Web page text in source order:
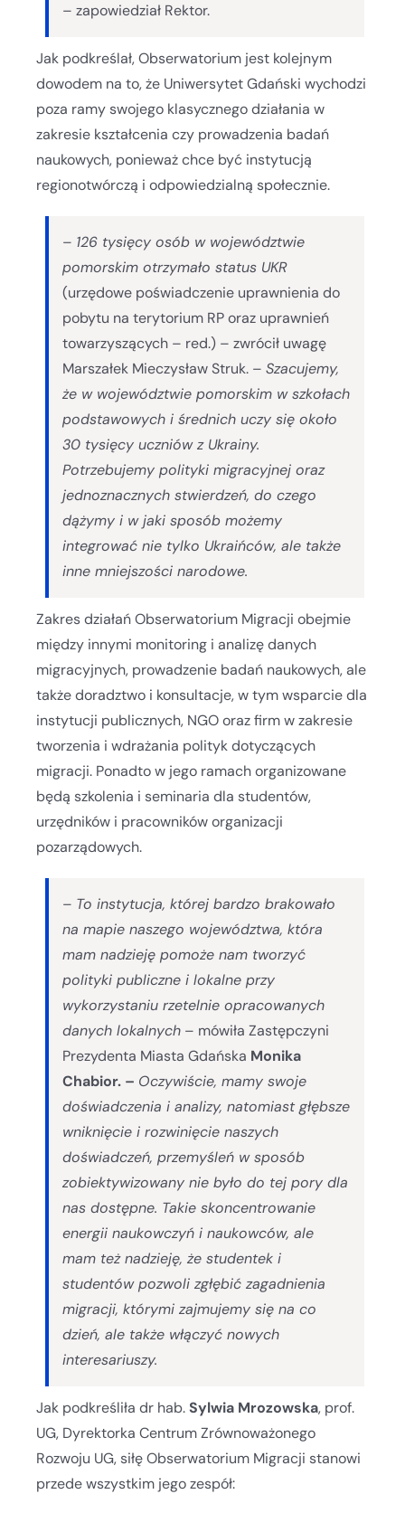
– zapowiedział Rektor.
Jak podkreślał, Obserwatorium jest kolejnym
dowodem na to, że Uniwersytet Gdański wychodzi
poza ramy swojego klasycznego działania w
zakresie kształcenia czy prowadzenia badań
naukowych, ponieważ chce być instytucją
regionotwórczą i odpowiedzialną społecznie.
– 126 tysięcy osób w województwie
pomorskim otrzymało status UKR
(urzędowe poświadczenie uprawnienia do
pobytu na terytorium RP oraz uprawnień
towarzyszących – red.) – zwrócił uwagę
Marszałek Mieczysław Struk. – Szacujemy,
że w województwie pomorskim w szkołach
podstawowych i średnich uczy się około
30 tysięcy uczniów z Ukrainy.
Potrzebujemy polityki migracyjnej oraz
jednoznacznych stwierdzeń, do czego
dążymy i w jaki sposób możemy
integrować nie tylko Ukraińców, ale także
inne mniejszości narodowe.
Zakres działań Obserwatorium Migracji obejmie
między innymi monitoring i analizę danych
migracyjnych, prowadzenie badań naukowych, ale
także doradztwo i konsultacje, w tym wsparcie dla
instytucji publicznych, NGO oraz firm w zakresie
tworzenia i wdrażania polityk dotyczących
migracji. Ponadto w jego ramach organizowane
będą szkolenia i seminaria dla studentów,
urzędników i pracowników organizacji
pozarządowych.
– To instytucja, której bardzo brakowało
na mapie naszego województwa, która
mam nadzieję pomoże nam tworzyć
polityki publiczne i lokalne przy
wykorzystaniu rzetelnie opracowanych
danych lokalnych– mówiła Zastępczyni
Prezydenta Miasta Gdańska Monika
Chabior. – Oczywiście, mamy swoje
doświadczenia i analizy, natomiast głębsze
wniknięcie i rozwinięcie naszych
doświadczeń, przemyśleń w sposób
zobiektywizowany nie było do tej pory dla
nas dostępne. Takie skoncentrowanie
energii naukowczyń i naukowców, ale
mam też nadzieję, że studentek i
studentów pozwoli zgłębić zagadnienia
migracji, którymi zajmujemy się na co
dzień, ale także włączyć nowych
interesariuszy.
Jak podkreśliła dr hab.Sylwia Mrozowska, prof.
UG, Dyrektorka Centrum Zrównoważonego
Rozwoju UG, siłę Obserwatorium Migracji stanowi
przede wszystkim jego zespół: